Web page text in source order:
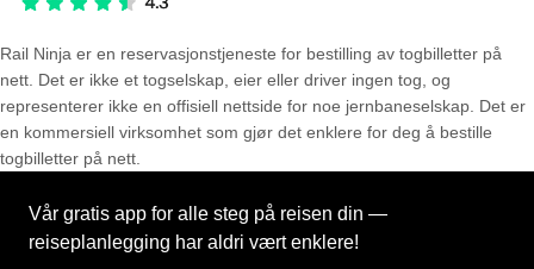
Rail Ninja er en reservasjons­tjeneste for bestilling av togbilletter på
nett. Det er ikke et togselskap, eier eller driver ingen tog, og
representerer ikke en offisiell nettside for noe jernbaneselskap. Det er
en kommersiell virksomhet som gjør det enklere for deg å bestille
togbilletter på nett.
Vår gratis app for alle steg på reisen din —
reiseplanlegging har aldri vært enklere!